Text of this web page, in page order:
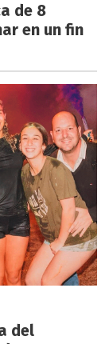
de 8
en un fin
del